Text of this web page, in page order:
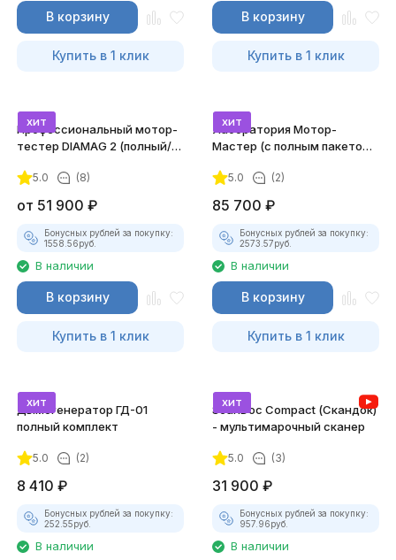
В корзину
Купить в 1 клик
В корзину
Купить в 1 клик
хит
Профессиональный мотор-
тестер DIAMAG 2 (полный/
5.0 (8)
от 51 900 ₽
Бонусных рублей за покупку:
1558.56руб.
В наличии
В корзину
Купить в 1 клик
хит
Лаборатория Мотор-
Мастер (с полным пакетом
5.0 (2)
85 700 ₽
Бонусных рублей за покупку:
2573.57руб.
В наличии
В корзину
Купить в 1 клик
хит
Дымогенератор ГД-01
полный комплект
5.0 (2)
8 410 ₽
Бонусных рублей за покупку:
252.55руб.
В наличии
хит
ScanDoc Compact (Скандок)
- мультимарочный сканер
5.0 (3)
31 900 ₽
Бонусных рублей за покупку:
957.96руб.
В наличии